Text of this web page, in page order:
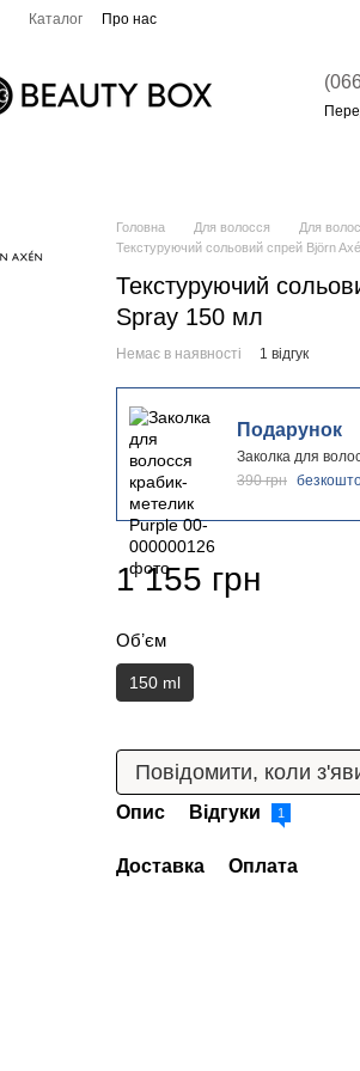
Каталог Про нас
Головна Для волосся
Для
Текстуруючий сольовий спрей Björn
Текстуруючий
Spray 150 мл
Немає в наявності 1 відгук
Подарунок
Заколка для
390 грн
1 155 грн
Обʼєм
150 ml
Повідомити, коли
Опис Відгуки 1
Доставка Оплата